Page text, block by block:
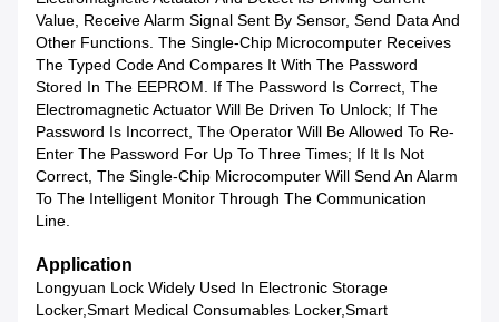
Value, Receive Alarm Signal Sent By Sensor, Send Data And
Other Functions. The Single-Chip Microcomputer Receives
The Typed Code And Compares It With The Password
Stored In The EEPROM. If The Password Is Correct, The
Electromagnetic Actuator Will Be Driven To Unlock; If The
Password Is Incorrect, The Operator Will Be Allowed To Re-
Enter The Password For Up To Three Times; If It Is Not
Correct, The Single-Chip Microcomputer Will Send An Alarm
To The Intelligent Monitor Through The Communication
Line.
Application
Longyuan Lock Widely Used In Electronic Storage
Locker,smart Medical Consumables Locker,smart